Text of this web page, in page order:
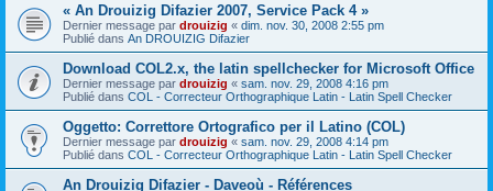
« An Drouizig Difazier 2007, Service Pack 4 »
Dernier message par drouizig « dim. nov. 30, 2008 2:55 pm
Publié dans An DROUIZIG Difazier
Download COL2.x, the latin spellchecker for Microsoft Office
Dernier message par drouizig « sam. nov. 29, 2008 4:16 pm
Publié dans COL - Correcteur Orthographique Latin - Latin Spell Checker
Oggetto: Correttore Ortografico per il Latino (COL)
Dernier message par drouizig « sam. nov. 29, 2008 4:14 pm
Publié dans COL - Correcteur Orthographique Latin - Latin Spell Checker
An Drouizig Difazier - Daveoù - Références